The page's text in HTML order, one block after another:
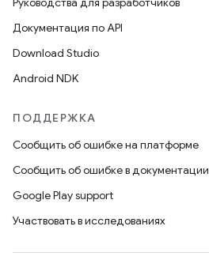
Документация по API
Download Studio
Android NDK
ПОДДЕРЖКА
Сообщить об ошибке на платформе
Сообщить об ошибке в документации
Google Play support
Участвовать в исследованиях